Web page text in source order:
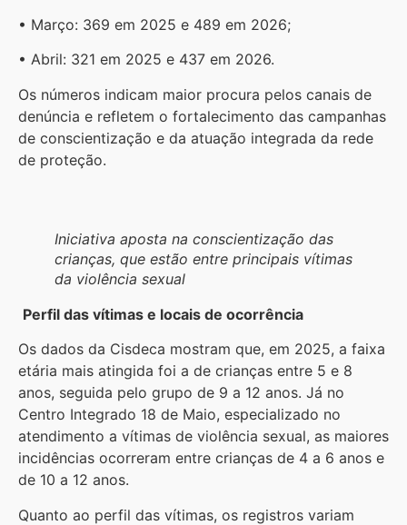
• Março: 369 em 2025 e 489 em 2026;
• Abril: 321 em 2025 e 437 em 2026.
Os números indicam maior procura pelos canais de
denúncia e refletem o fortalecimento das campanhas
de conscientização e da atuação integrada da rede
de proteção.
Iniciativa aposta na conscientização das
crianças, que estão entre principais vítimas
da violência sexual
Perfil das vítimas e locais de ocorrência
Os dados da Cisdeca mostram que, em 2025, a faixa
etária mais atingida foi a de crianças entre 5 e 8
anos, seguida pelo grupo de 9 a 12 anos. Já no
Centro Integrado 18 de Maio, especializado no
atendimento a vítimas de violência sexual, as maiores
incidências ocorreram entre crianças de 4 a 6 anos e
de 10 a 12 anos.
Quanto ao perfil das vítimas, os registros variam